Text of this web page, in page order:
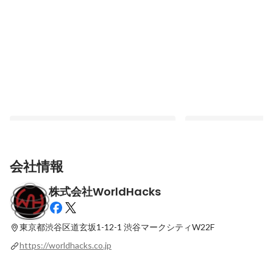
【全社定例レポ】AI駆動開発から未来の事
業方針の話まで。オフラインイベントの様
子をレポートします！
最新順で表示
長を加速させた。【
最新順で表示
会社情報
株式会社WorldHacks
東京都渋谷区道玄坂1-12-1 渋谷マークシティW22F
https://worldhacks.co.jp